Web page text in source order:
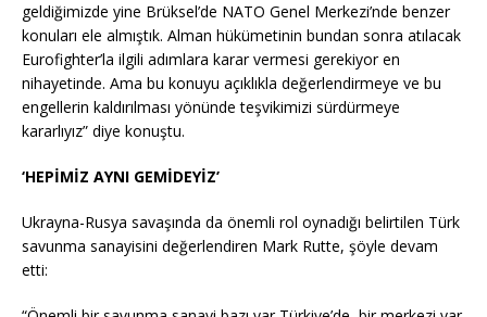
geldiğimizde yine Brüksel’de NATO Genel Merkezi’nde benzer
konuları ele almıştık. Alman hükümetinin bundan sonra atılacak
Eurofighter’la ilgili adımlara karar vermesi gerekiyor en
nihayetinde. Ama bu konuyu açıklıkla değerlendirmeye ve bu
engellerin kaldırılması yönünde teşvikimizi sürdürmeye
kararlıyız” diye konuştu.
‘HEPİMİZ AYNI GEMİDEYİZ’
Ukrayna-Rusya savaşında da önemli rol oynadığı belirtilen Türk
savunma sanayisini değerlendiren Mark Rutte, şöyle devam
etti: